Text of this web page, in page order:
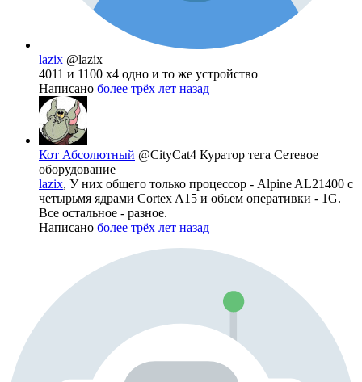
lazix @lazix
4011 и 1100 х4 одно и то же устройство
Написано более трёх лет назад
Кот Абсолютный @CityCat4 Куратор тега Сетевое
оборудование
lazix, У них общего только процессор - Alpine AL21400 с
четырьмя ядрами Cortex A15 и обьем оперативки - 1G.
Все остальное - разное.
Написано более трёх лет назад